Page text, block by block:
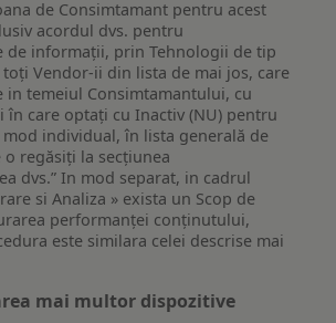
de Consimtamant pentru acest
acordul dvs. pentru
de informații, prin Tehnologii de tip
toți Vendor-ii din lista de mai jos, care
in temeiul Consimtamantului, cu
în care optați cu Inactiv (NU) pentru
individual, în lista generală de
regăsiți la secțiunea
dvs.” In mod separat, in cadrul
si Analiza » exista un Scop de
performanței conținutului,
este similara celei descrise mai
mai multor dispozitive